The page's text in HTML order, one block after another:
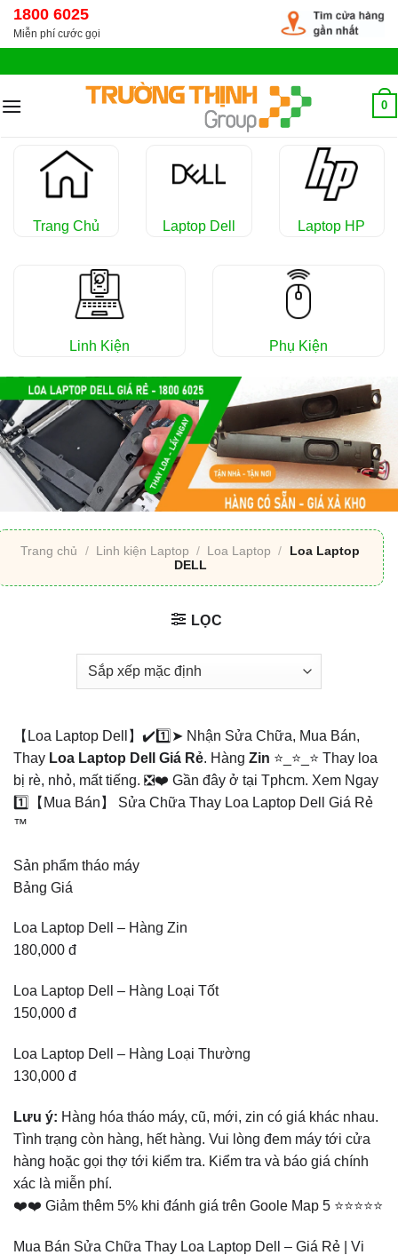
Chuyển
đến
dung
1800 6025
Miễn phí cước gọi
0
Trang Chủ Laptop Dell Laptop HP
Linh Kiện Phụ Kiện
Trang chủ / Linh kiện Laptop / Loa Laptop /
Loa Laptop
DELL
LỌC
【Loa Laptop Dell】✔️1️⃣➤ Nhận Sửa Chữa, Mua Bán,
Thay Loa Laptop Dell Giá Rẻ. Hàng Zin ⭐_⭐_⭐ Thay loa
bị rè, nhỏ, mất tiếng. ❎❤️ Gần đây ở tại Tphcm. Xem Ngay
1️⃣【Mua Bán】 Sửa Chữa Thay Loa Laptop Dell Giá Rẻ
™
Sản phẩm tháo máy
Bảng Giá
Loa Laptop Dell – Hàng Zin
180,000 đ
Loa Laptop Dell – Hàng Loại Tốt
150,000 đ
Loa Laptop Dell – Hàng Loại Thường
130,000 đ
Lưu ý: Hàng hóa tháo máy, cũ, mới, zin có giá khác nhau.
Tình trạng còn hàng, hết hàng. Vui lòng đem máy tới cửa
hàng hoặc gọi thợ tới kiểm tra. Kiểm tra và báo giá chính
xác là miễn phí.
❤️❤️ Giảm thêm 5% khi đánh giá trên Goole Map 5 ⭐⭐⭐⭐⭐
Mua Bán Sửa Chữa Thay Loa Laptop Dell – Giá Rẻ | Vi